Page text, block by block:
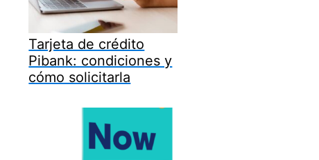
Tarjeta de crédito
Pibank: condiciones y
cómo solicitarla